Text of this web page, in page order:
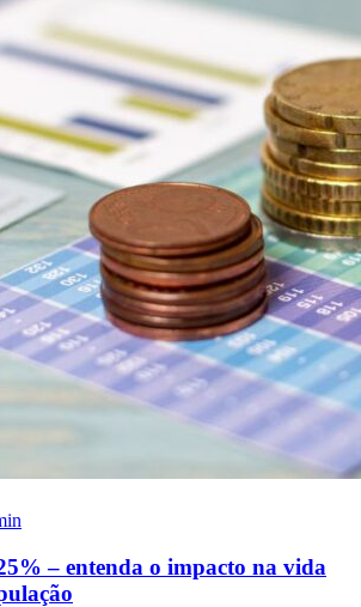
– entenda o impacto na vida